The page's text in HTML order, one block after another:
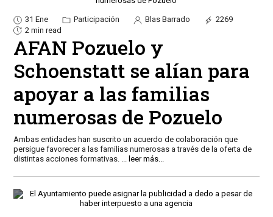
31 Ene Participación Blas Barrado
2269
2 min read
AFAN Pozuelo y
Schoenstatt se alían para
apoyar a las familias
numerosas de Pozuelo
Ambas entidades han suscrito un acuerdo de colaboración que
persigue favorecer a las familias numerosas a través de la oferta de
distintas acciones formativas. ... leer más...